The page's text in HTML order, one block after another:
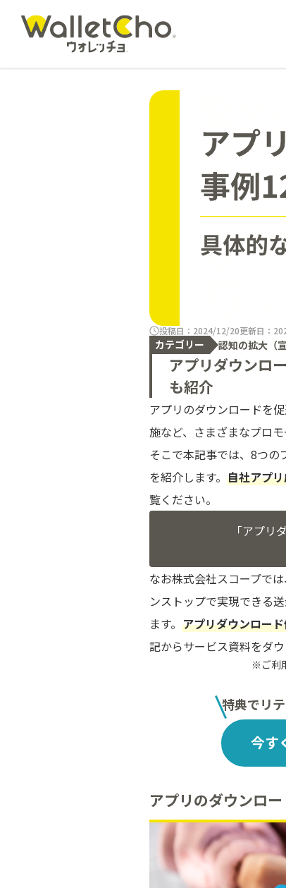
アプリダウンロ
も紹介
投稿日：2024/12/20更新日：
カテゴリー 認知の拡大（
アプリのダウンロードを
施など、さまざまなプロ
そこで本記事では、8つ
を紹介します。 自社アプ
覧ください。
「アプリ
なお株式会社スコープで
ンストップで実現できる
ます。 アプリダウンロー
記からサービス資料をダ
※ご利
特典でリ
今す
アプリのダウンロ